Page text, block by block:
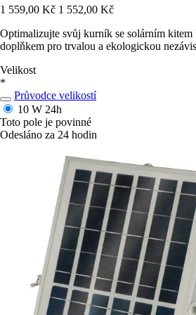
1 559,00 Kč 1 552,00 Kč
Optimalizujte svůj kurník se solárním
doplňkem pro trvalou a ekologickou
Velikost
*
Průvodce velikostí
10 W 24h
Toto pole je povinné
Odesláno za 24 hodin